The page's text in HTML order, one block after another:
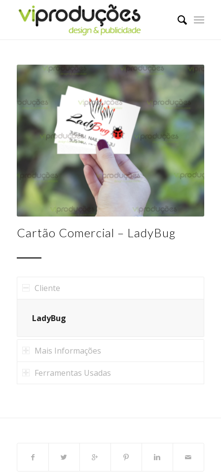
Cartão Comercial – LadyBug
Cliente
LadyBug
Mais Informações
Ferramentas Usadas